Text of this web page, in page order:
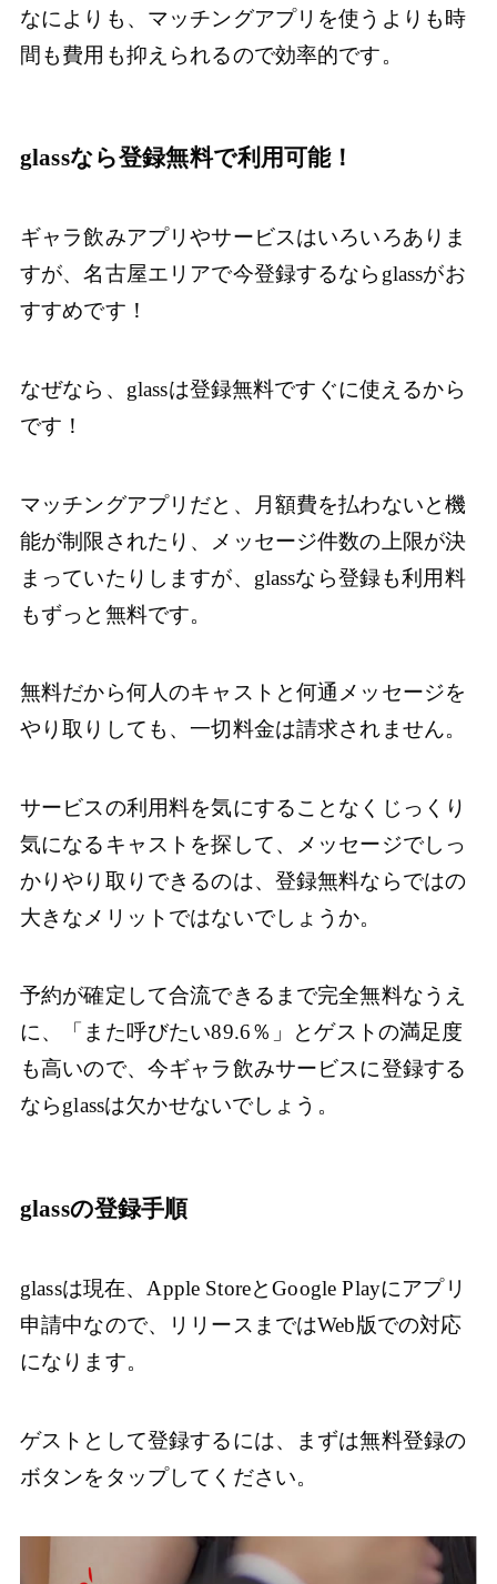
なによりも、マッチングアプリを使うよりも時
間も費用も抑えられるので効率的です。
glassなら登録無料で利用可能！
ギャラ飲みアプリやサービスはいろいろありま
すが、名古屋エリアで今登録するならglassがお
すすめです！
なぜなら、glassは登録無料ですぐに使えるから
です！
マッチングアプリだと、月額費を払わないと機
能が制限されたり、メッセージ件数の上限が決
まっていたりしますが、glassなら登録も利用料
もずっと無料です。
無料だから何人のキャストと何通メッセージを
やり取りしても、一切料金は請求されません。
サービスの利用料を気にすることなくじっくり
気になるキャストを探して、メッセージでしっ
かりやり取りできるのは、登録無料ならではの
大きなメリットではないでしょうか。
予約が確定して合流できるまで完全無料なうえ
に、「また呼びたい89.6％」とゲストの満足度
も高いので、今ギャラ飲みサービスに登録する
ならglassは欠かせないでしょう。
glassの登録手順
glassは現在、Apple StoreとGoogle Playにアプリ
申請中なので、リリースまではWeb版での対応
になります。
ゲストとして登録するには、まずは無料登録の
ボタンをタップしてください。